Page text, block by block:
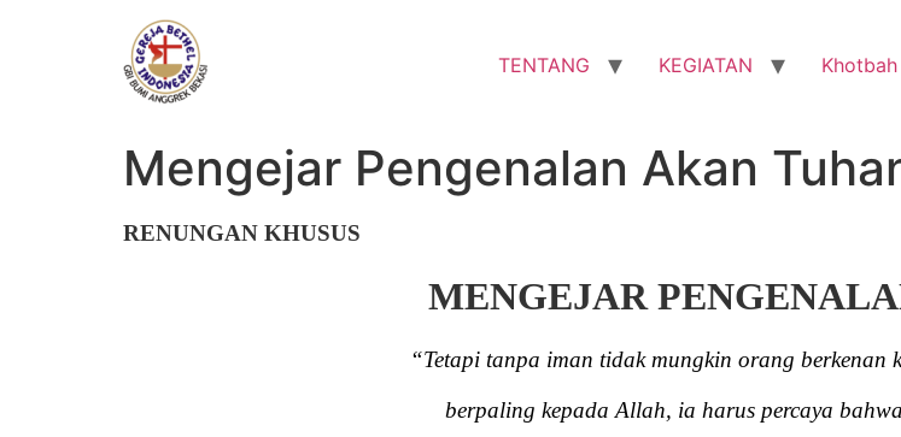
TENTANG KEGIATAN Khotbah
Mengejar Pengenalan Akan
RENUNGAN KHUSUS
MENGEJAR
“Tetapi tanpa iman tidak mungkin orang berkenan
berpaling kepada Allah, ia harus percaya